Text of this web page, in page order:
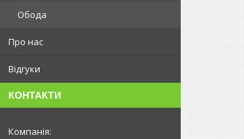
Обода
Про нас
Відгуки
КОНТАКТИ